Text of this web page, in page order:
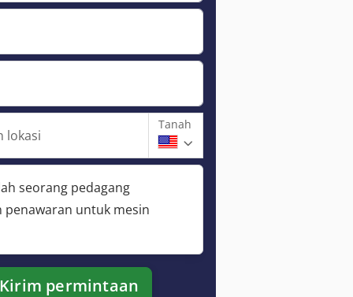
lokasi
Tanah
seorang pedagang
penawaran untuk mesin
Kirim permintaan